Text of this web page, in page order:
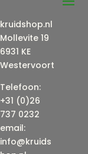
kruidshop.nl
Mollevite 19
6931 KE
Westervoort
Telefoon:
+31 (0)26
737 0232
email:
info@kruids